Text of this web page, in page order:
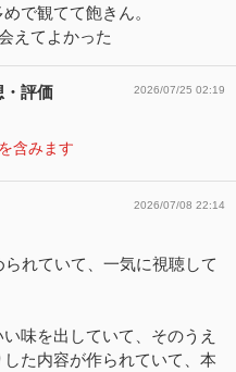
で観てて飽きん。
えてよかった
・評価 2026/07/25 02:19
含みます
2026/07/08 22:14
れていて、一気に視聴して
味を出していて、そのうえ
た内容が作られていて、本